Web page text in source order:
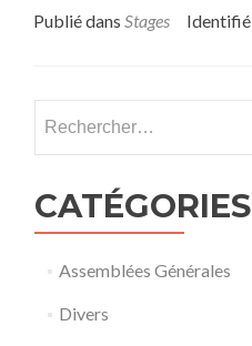
Publié dans Stages Identifié
CATÉGORIES
Assemblées Générales
Divers